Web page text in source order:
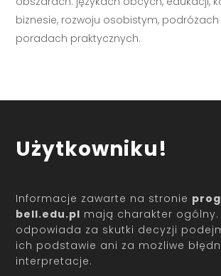
biznesie, rozwoju osobistym, podróżach
poradach praktycznych.
Użytkowniku!
Informacje zawarte na stronie
bell.edu.pl mają charakter ogólny.
odpowiada za skutki decyzji
ich podstawie ani za możliwe
interpretacje.